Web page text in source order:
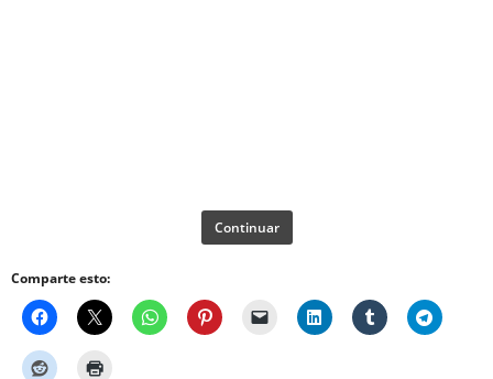
Continuar
Comparte esto: